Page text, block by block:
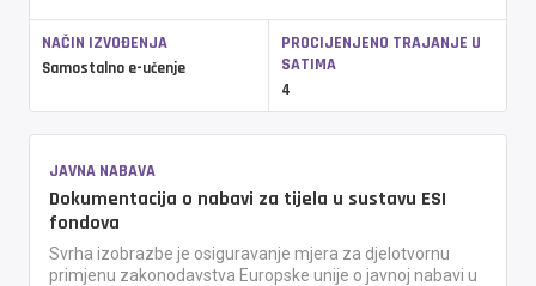
NAČIN IZVOĐENJA
Samostalno e-učenje
PROCIJENJENO TRAJANJE U
SATIMA
4
JAVNA NABAVA
Dokumentacija o nabavi za tijela u sustavu ESI
fondova
Svrha izobrazbe je osiguravanje mjera za djelotvornu
primjenu zakonodavstva Europske unije o javnoj nabavi u